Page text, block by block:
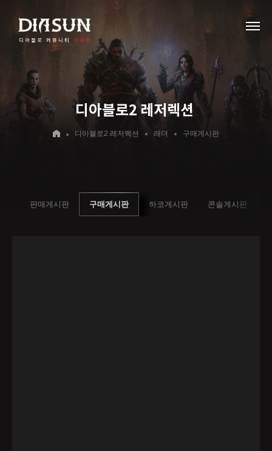
디아블로2 레저렉션
디아블로2 레저렉션 래더 구매게시판
판매게시판 구매게시판 하코게시판 콘솔게시판